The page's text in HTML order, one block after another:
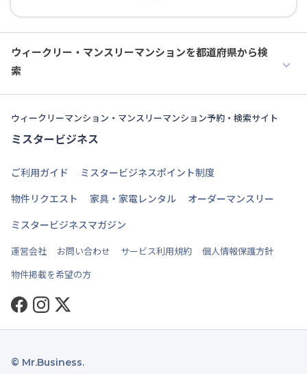
ウィークリー・マンスリーマンションを都道府県から検
索
ウィークリーマンション・マンスリーマンション予約・検索サイト
ミスタービジネス
ご利用ガイド
ミスタービジネスポイント制度
物件リクエスト
家具・家電レンタル
オーダーマンスリー
ミスタービジネスマガジン
運営会社 お問い合わせ サービス利用規約
個人情報保護方針
物件掲載を希望の方
Facebook
Instagram
Twitter
© Mr.Business.